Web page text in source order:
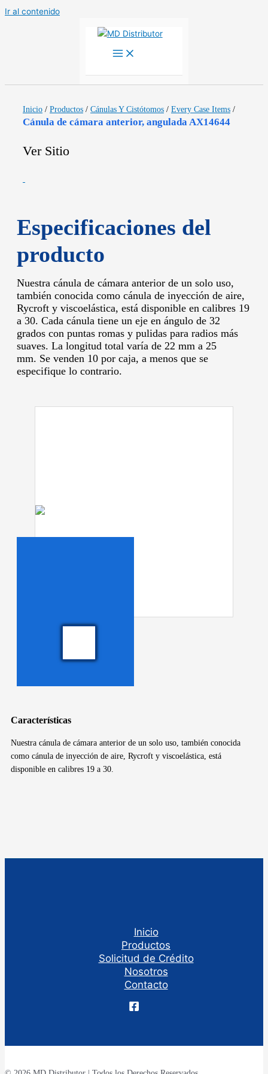
Ir al contenido
Inicio / Productos / Cánulas Y Cistótomos / Every Case Items /
Cánula de cámara anterior, angulada AX14644
Ver Sitio
Especificaciones del
producto
Nuestra cánula de cámara anterior de un solo uso,
también conocida como cánula de inyección de aire,
Rycroft y viscoelástica, está disponible en calibres 19
a 30. Cada cánula tiene un eje en ángulo de 32
grados con puntas romas y pulidas para radios más
suaves. La longitud total varía de 22 mm a 25
mm. Se venden 10 por caja, a menos que se
especifique lo contrario.
Características
Nuestra cánula de cámara anterior de un solo uso, también conocida
como cánula de inyección de aire, Rycroft y viscoelástica, está
disponible en calibres 19 a 30.
Inicio
Productos
Solicitud de Crédito
Nosotros
Contacto